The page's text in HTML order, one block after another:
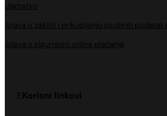
Jamstvo
Izjava o zaštiti i prikupljanju osobnih
Izjava o sigurnosti online plaćanja
Korisni linkovi